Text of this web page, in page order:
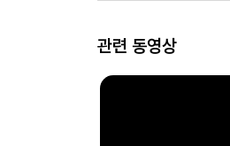
관련 동영상